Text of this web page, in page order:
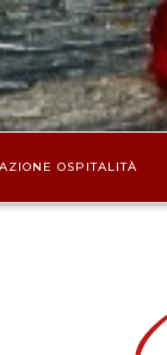
OSPITALITÀ